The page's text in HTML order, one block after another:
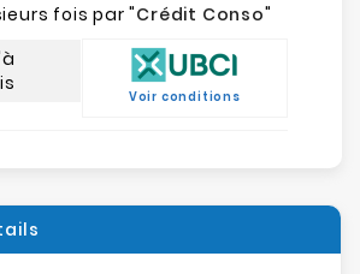
fois par "Crédit Conso"
Voir conditions